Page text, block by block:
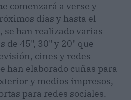
comenzará a verse y
días y hasta el
se han realizado varias
de 45", 30" y 20" que
cines y redes
han elaborado cuñas para
y medios impresos,
para redes sociales.